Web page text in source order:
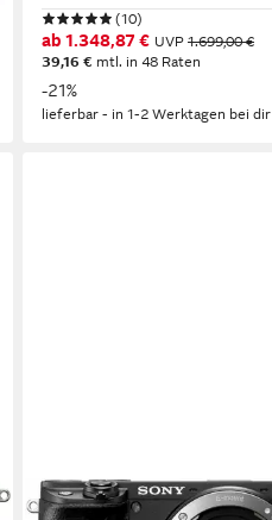
(10)
ab 1.348,87 € UVP1.699,00 €
39,16 € mtl. in 48 Raten
-21%
lieferbar - in 1-2 Werktagen bei dir
SONY